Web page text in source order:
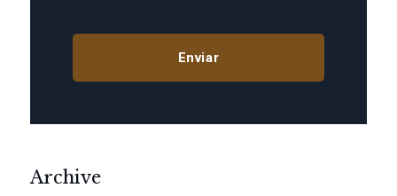
Archive